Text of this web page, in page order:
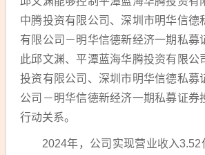
中腾投资有限公司、深圳市明华信德
有限公司－明华信德新经济一期私募
此邱文渊、平潭蓝海华腾投资有限公
投资有限公司、深圳市明华信德私募
公司－明华信德新经济一期私募证券
行动关系。
2024年，公司实现营业收入3.52